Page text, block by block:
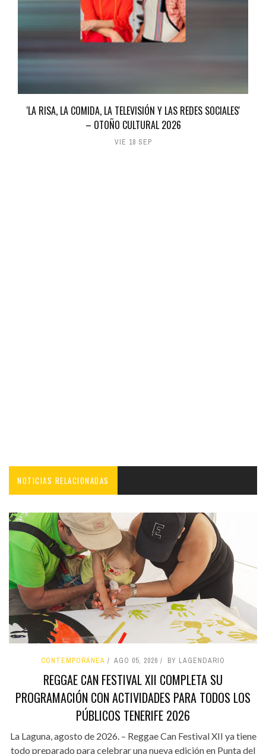
'LA RISA, LA COMIDA, LA TELEVISIÓN Y LAS REDES SOCIALES'
– OTOÑO CULTURAL 2026
VIE 18 SEP
NOTICIAS RELACIONADAS
CONTEMPORÁNEA AGO 05, 2026 BY LAGENDARIO
REGGAE CAN FESTIVAL XII COMPLETA SU
PROGRAMACIÓN CON ACTIVIDADES PARA TODOS LOS
PÚBLICOS TENERIFE 2026
La Laguna, agosto de 2026. – Reggae Can Festival XII ya tiene
todo preparado para celebrar una nueva edición en Punta del